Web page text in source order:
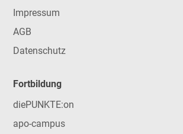
Impressum
AGB
Datenschutz
Fortbildung
diePUNKTE:on
apo-campus